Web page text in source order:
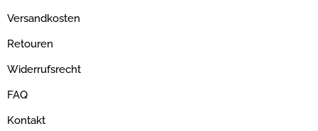
Versandkosten
Retouren
Widerrufsrecht
FAQ
Kontakt